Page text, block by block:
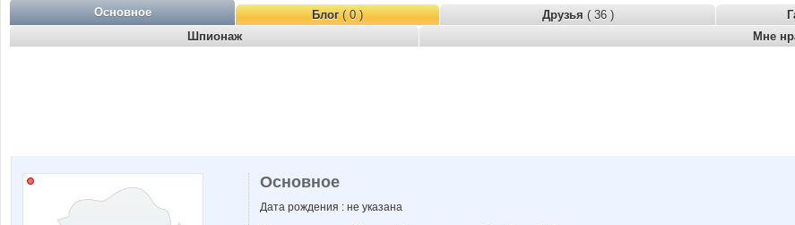
Основное Блог( 0 ) Друзья ( 36 )
Шпионаж
Мне
Основное
Дата рождения : не указана